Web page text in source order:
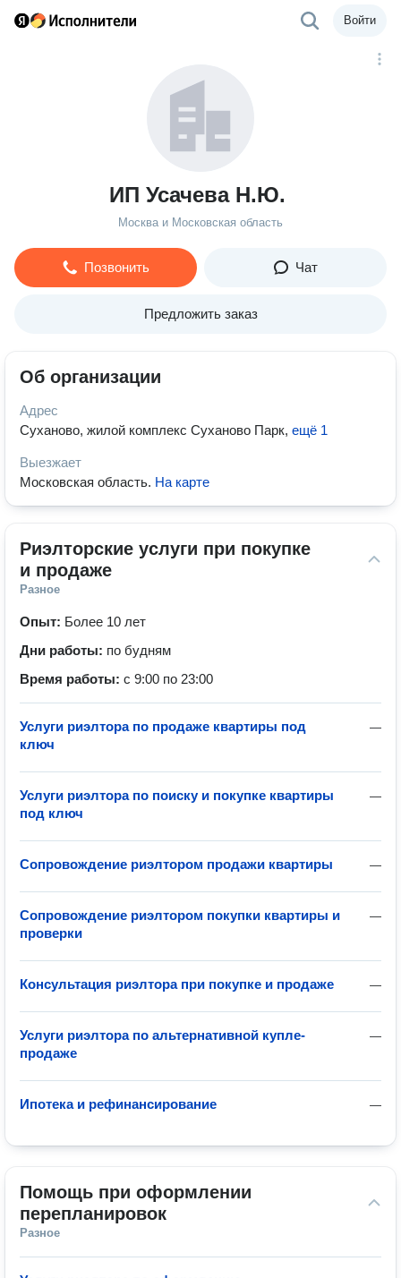
Войти
ИП Усачева Н.Ю.
Москва и Московская область
Позвонить Чат
Предложить заказ
Об организации
Адрес
Суханово, жилой комплекс Суханово Парк, ещё 1
Выезжает
Московская область. На карте
Риэлторские услуги при покупке
и продаже
Разное
Опыт: Более 10 лет
Дни работы: по будням
Время работы: с 9:00 по 23:00
—
Услуги риэлтора по продаже квартиры под
ключ
—
Услуги риэлтора по поиску и покупке квартиры
под ключ
—
Сопровождение риэлтором продажи квартиры
—
Сопровождение риэлтором покупки квартиры и
проверки
—
Консультация риэлтора при покупке и продаже
—
Услуги риэлтора по альтернативной купле-
продаже
—
Ипотека и рефинансирование
Помощь при оформлении
перепланировок
Разное